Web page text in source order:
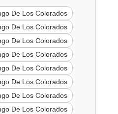
De Los Colorados
De Los Colorados
De Los Colorados
De Los Colorados
De Los Colorados
De Los Colorados
De Los Colorados
De Los Colorados